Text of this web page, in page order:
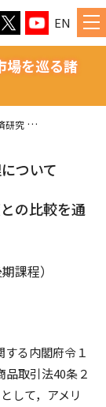
EN
研究
を巡る諸
ついて
の比較を通
課程）
る内閣府令１
取引法40条２
して，アメリ